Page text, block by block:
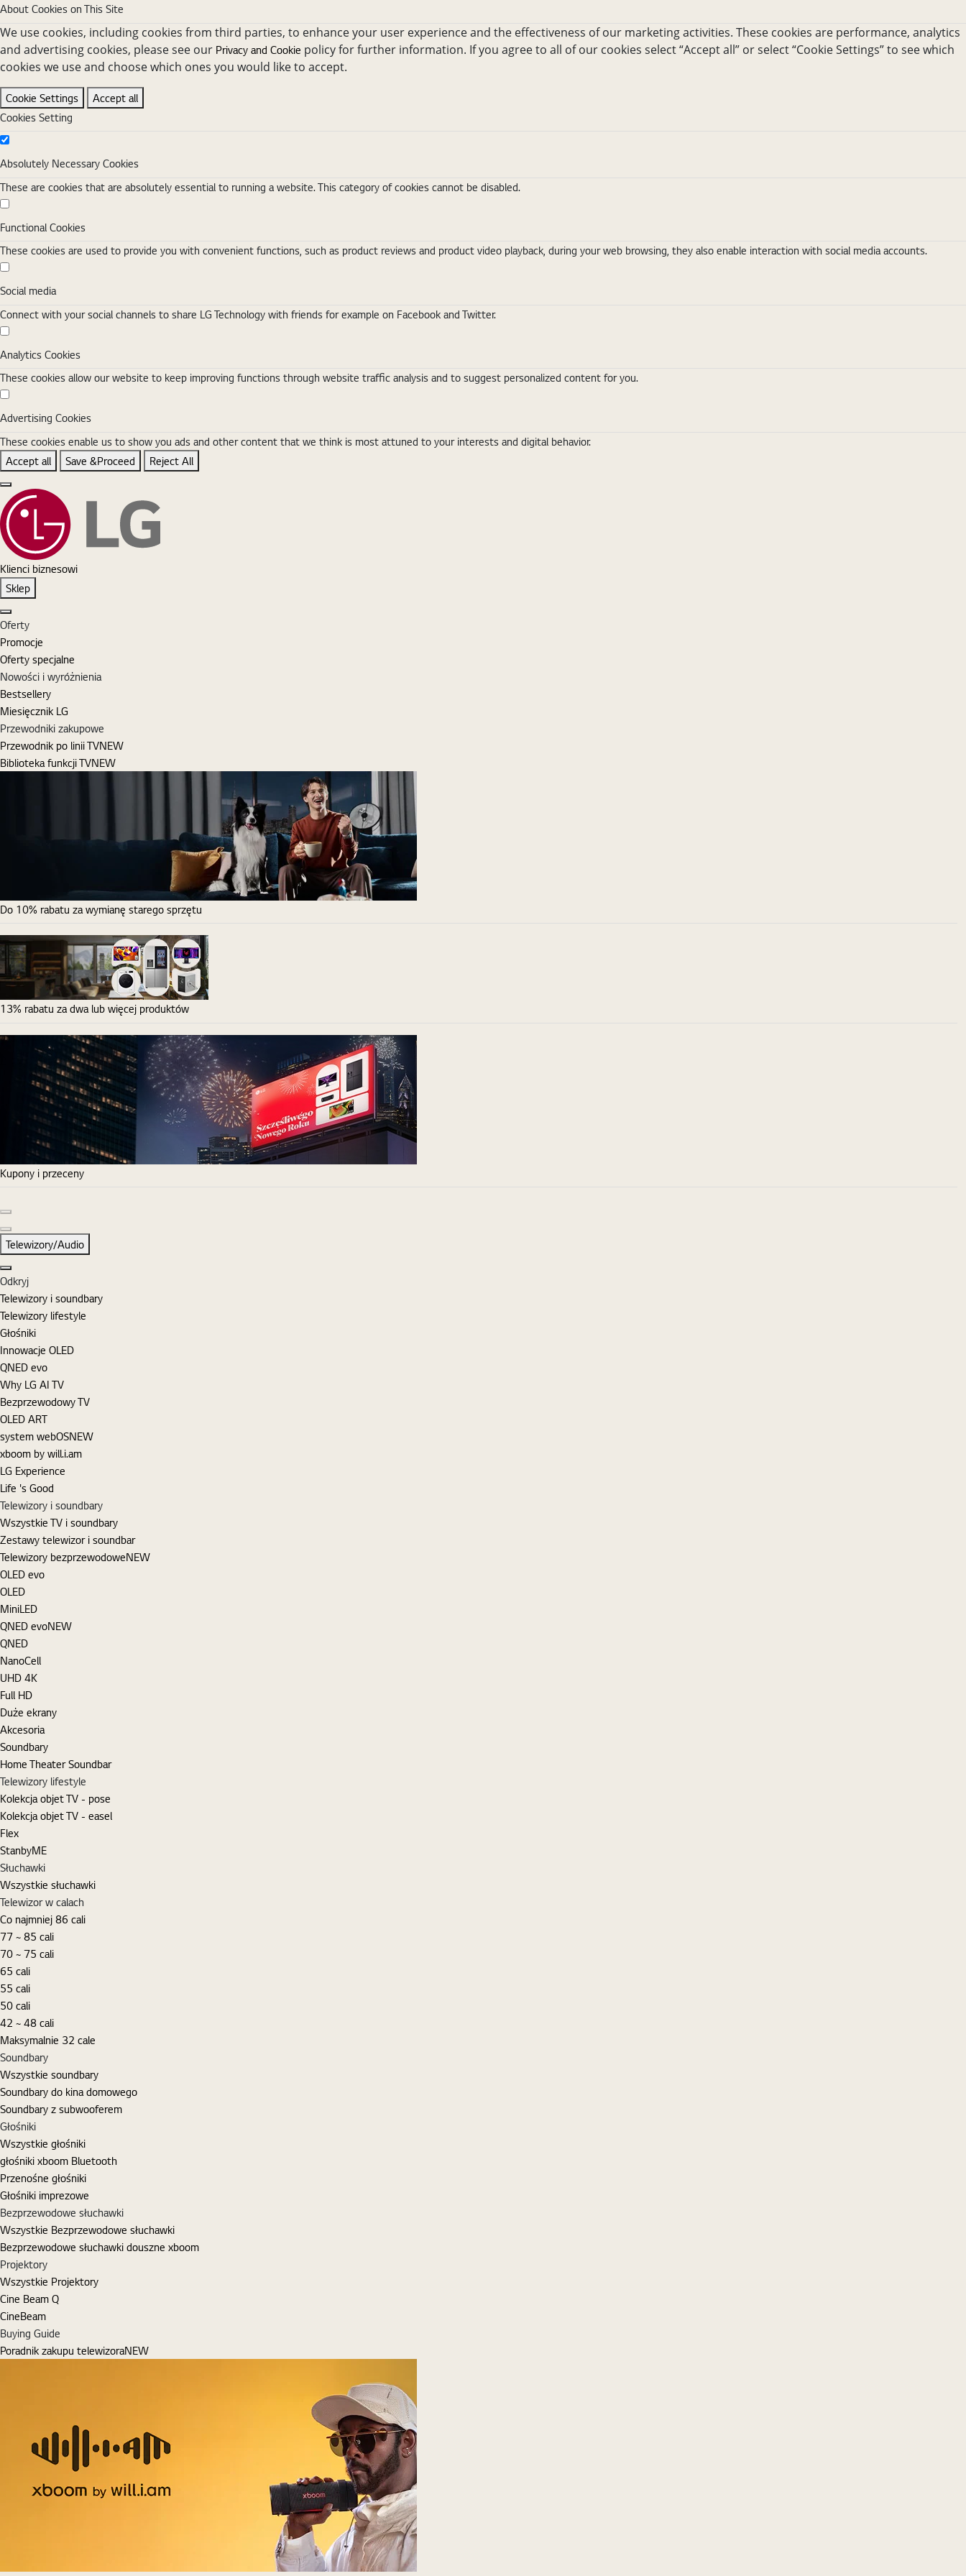
About Cookies on This Site
We use cookies, including cookies from third parties, to enhance your user experience and the effectiveness of our marketing activities. These cookies are performance, analytics
and advertising cookies, please see our Privacy and Cookie policy for further information. If you agree to all of our cookies select “Accept all” or select “Cookie Settings” to see which
cookies we use and choose which ones you would like to accept.
Cookie Settings
Accept all
Cookies Setting
Absolutely Necessary Cookies
Absolutely Necessary Cookies
These are cookies that are absolutely essential to running a website. This category of cookies cannot be disabled.
Functional Cookies
Functional Cookies
These cookies are used to provide you with convenient functions, such as product reviews and product video playback, during your web browsing, they also enable interaction with social media accounts.
Social media
Social media
Connect with your social channels to share LG Technology with friends for example on Facebook and Twitter.
Analytics Cookies
Analytics Cookies
These cookies allow our website to keep improving functions through website traffic analysis and to suggest personalized content for you.
Advertising Cookies
Advertising Cookies
These cookies enable us to show you ads and other content that we think is most attuned to your interests and digital behavior.
Accept all
Save &Proceed Reject All
Close the Cookie Setting banner
Klienci biznesowi
Sklep
Zamknij
Oferty
Promocje
Oferty specjalne
Nowości i wyróżnienia
Bestsellery
Miesięcznik LG
Przewodniki zakupowe
Przewodnik po linii TVNEW
Biblioteka funkcji TVNEW
Do 10% rabatu za wymianę starego sprzętu
13% rabatu za dwa lub więcej produktów
Kupony i przeceny
Następny slajd
Telewizory/Audio
Zamknij
Odkryj
Telewizory i soundbary
Telewizory lifestyle
Głośniki
Innowacje OLED
QNED evo
Why LG AI TV
Bezprzewodowy TV
OLED ART
system webOSNEW
xboom by will.i.am
LG Experience
Life 's Good
Telewizory i soundbary
Wszystkie TV i soundbary
Zestawy telewizor i soundbar
Telewizory bezprzewodoweNEW
OLED evo
OLED
MiniLED
QNED evoNEW
QNED
NanoCell
UHD 4K
Full HD
Duże ekrany
Akcesoria
Soundbary
Home Theater Soundbar
Telewizory lifestyle
Kolekcja objet TV - pose
Kolekcja objet TV - easel
Flex
StanbyME
Słuchawki
Wszystkie słuchawki
Telewizor w calach
Co najmniej 86 cali
77 ~ 85 cali
70 ~ 75 cali
65 cali
55 cali
50 cali
42 ~ 48 cali
Maksymalnie 32 cale
Soundbary
Wszystkie soundbary
Soundbary do kina domowego
Soundbary z subwooferem
Głośniki
Wszystkie głośniki
głośniki xboom Bluetooth
Przenośne głośniki
Głośniki imprezowe
Bezprzewodowe słuchawki
Wszystkie Bezprzewodowe słuchawki
Bezprzewodowe słuchawki douszne xboom
Projektory
Wszystkie Projektory
Cine Beam Q
CineBeam
Buying Guide
Poradnik zakupu telewizoraNEW